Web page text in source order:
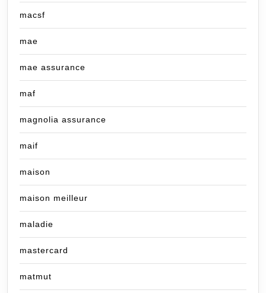
macsf
mae
mae assurance
maf
magnolia assurance
maif
maison
maison meilleur
maladie
mastercard
matmut